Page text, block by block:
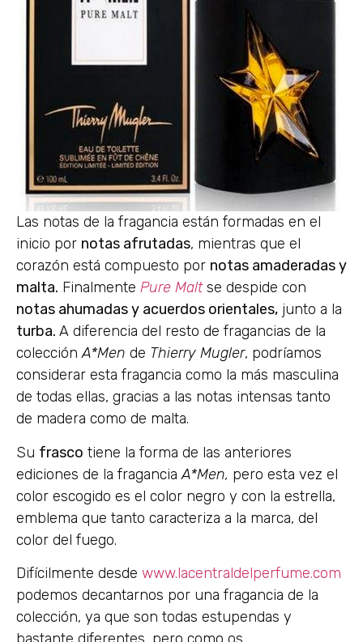
Las notas de la fragancia están formadas en el
inicio por notas afrutadas, mientras que el
corazón está compuesto por notas amaderadas y
malta. Finalmente Pure Malt se despide con
notas ahumadas y acuerdos orientales, junto a la
turba. A diferencia del resto de fragancias de la
colecciónA*Men de Thierry Mugler, podríamos
considerar esta fragancia como la más masculina
de todas ellas, gracias a las notas intensas tanto
de madera como de malta.
Su frasco tiene la forma de las anteriores
ediciones de la fraganciaA*Men, pero esta vez el
color escogido es el color negro y con la estrella,
emblema que tanto caracteriza a la marca, del
color del fuego.
Difícilmente desde www.lacentraldelperfume.com
podemos decantarnos por una fragancia de la
colección, ya que son todas estupendas y